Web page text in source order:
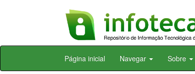
Skip
Página inicial Navegar Sobre